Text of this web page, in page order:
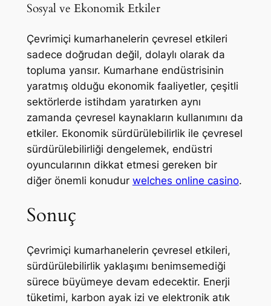
Sosyal ve Ekonomik Etkiler
Çevrimiçi kumarhanelerin çevresel etkileri
sadece doğrudan değil, dolaylı olarak da
topluma yansır. Kumarhane endüstrisinin
yaratmış olduğu ekonomik faaliyetler, çeşitli
sektörlerde istihdam yaratırken aynı
zamanda çevresel kaynakların kullanımını da
etkiler. Ekonomik sürdürülebilirlik ile çevresel
sürdürülebilirliği dengelemek, endüstri
oyuncularının dikkat etmesi gereken bir
diğer önemli konudur welches online casino.
Sonuç
Çevrimiçi kumarhanelerin çevresel etkileri,
sürdürülebilirlik yaklaşımı benimsemediği
sürece büyümeye devam edecektir. Enerji
tüketimi, karbon ayak izi ve elektronik atık